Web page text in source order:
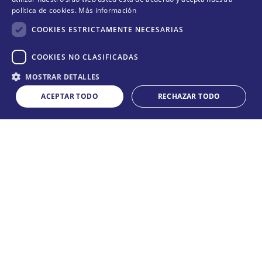
Cantidad
＋
－ COMPRAR
Suscríbete y conoce nuestras acciones, campañas y
QUIERO SUMARME
Acepta términos y condiciones
política de cookies. Más información
COOKIES ESTRICTAMENTE NECESARIAS
COOKIES NO CLASIFICADAS
MOSTRAR DETALLES
ACEPTAR TODO
RECHAZAR TODO